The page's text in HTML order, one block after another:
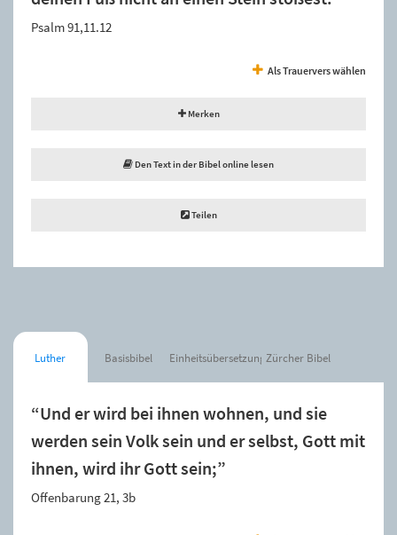
Psalm 91,11.12
Als Trauervers wählen
Merken
Den Text in der Bibel online lesen
Teilen
Luther Basisbibel Einheitsübersetzung Zürcher Bibel
“Und er wird bei ihnen wohnen, und sie
werden sein Volk sein und er selbst, Gott mit
ihnen, wird ihr Gott sein;”
Offenbarung 21, 3b